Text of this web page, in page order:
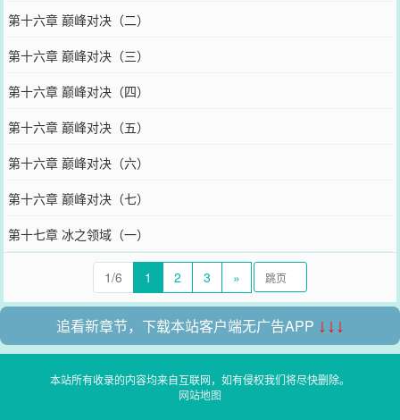
第十六章 巅峰对决（二）
第十六章 巅峰对决（三）
第十六章 巅峰对决（四）
第十六章 巅峰对决（五）
第十六章 巅峰对决（六）
第十六章 巅峰对决（七）
第十七章 冰之领域（一）
1/6 1 2 3 »
追看新章节，下载本站客户端无广告APP ↓↓↓
本站所有收录的内容均来自互联网，如有侵权我们将尽快删除。
网站地图